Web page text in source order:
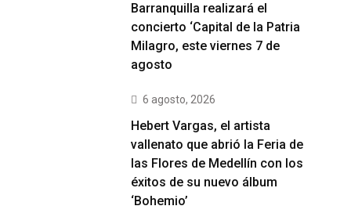
Barranquilla realizará el
concierto ‘Capital de la Patria
Milagro, este viernes 7 de
agosto
6 agosto, 2026
Hebert Vargas, el artista
vallenato que abrió la Feria de
las Flores de Medellín con los
éxitos de su nuevo álbum
‘Bohemio’